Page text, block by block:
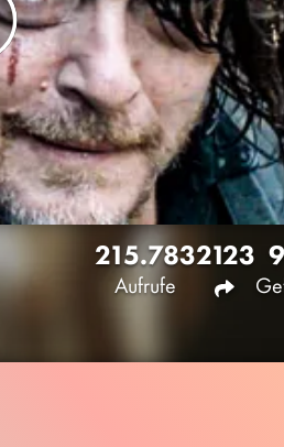
215.783
Aufrufe
2123